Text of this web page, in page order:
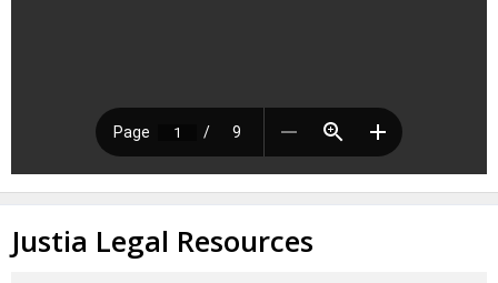
Justia Legal Resources